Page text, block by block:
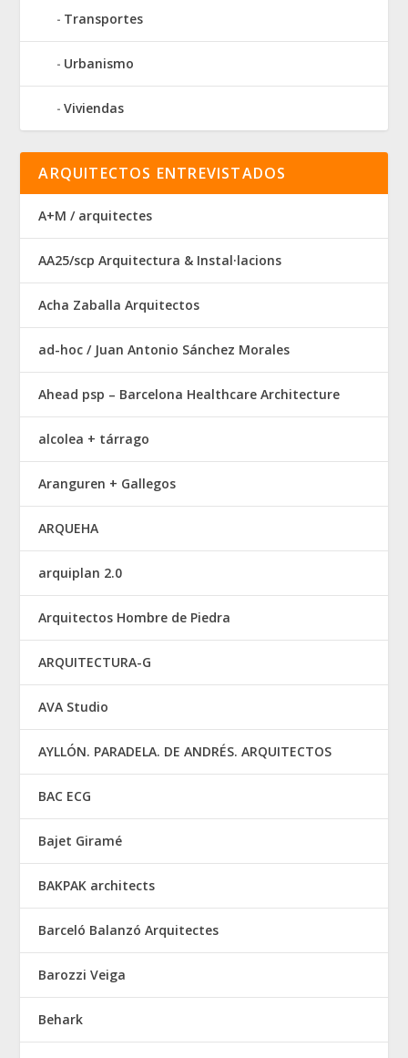
Transportes
Urbanismo
Viviendas
ARQUITECTOS ENTREVISTADOS
A+M / arquitectes
AA25/scp Arquitectura & Instal·lacions
Acha Zaballa Arquitectos
ad-hoc / Juan Antonio Sánchez Morales
Ahead psp – Barcelona Healthcare Architecture
alcolea + tárrago
Aranguren + Gallegos
ARQUEHA
arquiplan 2.0
Arquitectos Hombre de Piedra
ARQUITECTURA-G
AVA Studio
AYLLÓN. PARADELA. DE ANDRÉS. ARQUITECTOS
BAC ECG
Bajet Giramé
BAKPAK architects
Barceló Balanzó Arquitectes
Barozzi Veiga
Behark